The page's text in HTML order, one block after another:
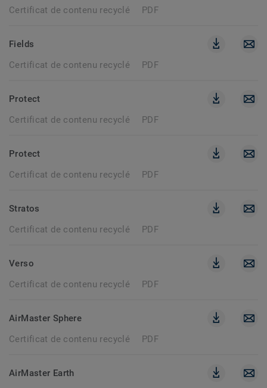
Certificat de contenu recyclé
PDF
Fields
Certificat de contenu recyclé
PDF
Protect
Certificat de contenu recyclé
PDF
Protect
Certificat de contenu recyclé
PDF
Stratos
Certificat de contenu recyclé
PDF
Verso
Certificat de contenu recyclé
PDF
AirMaster Sphere
Certificat de contenu recyclé
PDF
AirMaster Earth